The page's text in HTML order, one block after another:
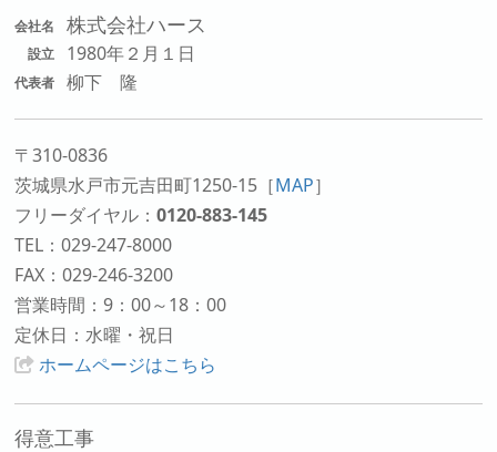
会社名 株式会社ハース
設立 1980年２月１日
代表者 柳下 隆
〒310-0836
茨城県水戸市元吉田町1250-15 ［MAP］
フリーダイヤル：0120-883-145
TEL：029-247-8000
FAX：029-246-3200
営業時間：9：00～18：00
定休日：水曜・祝日
ホームページはこちら
得意工事